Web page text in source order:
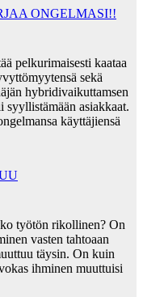
ONGELMASI!!
pelkurimaisesti kaataa
sekä
hybridivaikuttamsen
asiakkaat.
käyttäjiensä
työtön rikollinen? On
vasten tahtoaan
täysin. On kuin
ihminen muuttuisi